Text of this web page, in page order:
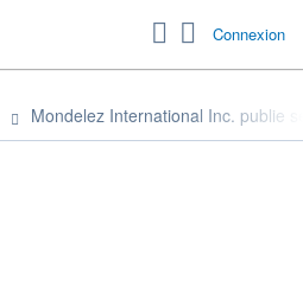
Connexion
Mondelez International Inc. publie